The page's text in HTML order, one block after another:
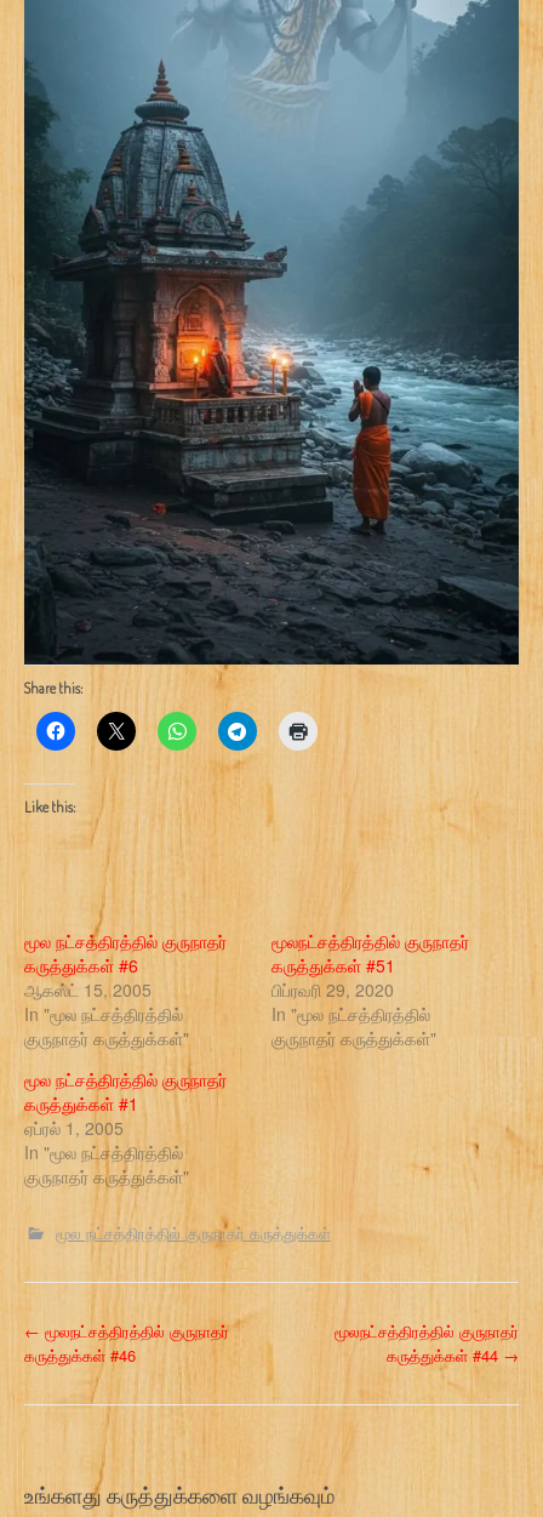
Share this:
Like this:
மூல நட்சத்திரத்தில் குருநாதர்
கருத்துக்கள் #6
ஆகஸ்ட் 15, 2005
In "மூல நட்சத்திரத்தில்
குருநாதர் கருத்துக்கள்"
மூலநட்சத்திரத்தில் குருநாதர்
கருத்துக்கள் #51
பிப்ரவரி 29, 2020
In "மூல நட்சத்திரத்தில்
குருநாதர் கருத்துக்கள்"
மூல நட்சத்திரத்தில் குருநாதர்
கருத்துக்கள் #1
ஏப்ரல் 1, 2005
In "மூல நட்சத்திரத்தில்
குருநாதர் கருத்துக்கள்"
மூல நட்சத்திரத்தில் குருநாதர் கருத்துக்கள்
P
← மூலநட்சத்திரத்தில் குருநாதர்
கருத்துக்கள் #46
மூலநட்சத்திரத்தில் குருநாதர்
கருத்துக்கள் #44 →
உங்களது கருத்துக்களை வழங்கவும்